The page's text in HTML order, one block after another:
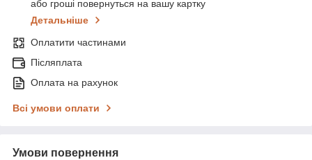
або гроші повернуться на вашу картку
Детальніше
Оплатити частинами
Післяплата
Оплата на рахунок
Всі умови оплати
Умови повернення